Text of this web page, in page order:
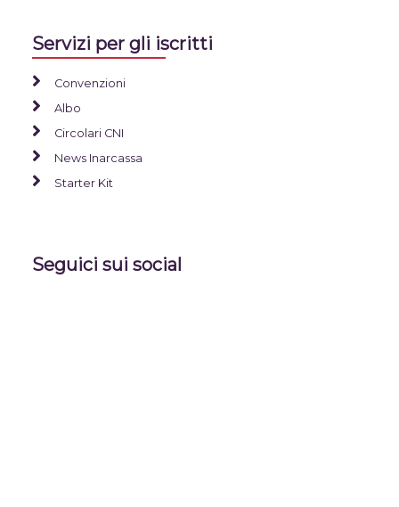
Servizi per gli iscritti
Convenzioni
Albo
Circolari CNI
News Inarcassa
Starter Kit
Seguici sui social